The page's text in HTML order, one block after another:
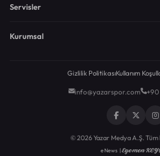
Servisler
Kurumsal
Gizlilik PolitikasıKullanım
info@yazarspor.com +90
© 2026 Yazar Medya A.Ş. Tüm
eNews |Egemen